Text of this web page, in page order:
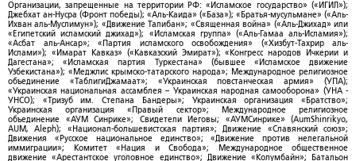
Организации, запрещенные на территории РФ: «Исламское государство» («ИГИЛ»);
Джебхат ан-Нусра (Фронт победы); «Аль-Каида» («База»); «Братья-мусульмане» («Аль-
Ихван аль-Муслимун»); «Движение Талибан»; «Священная война» («Аль-Джихад» или
«Египетский исламский джихад»); «Исламская группа» («Аль-Гамаа аль-Исламия»);
«Асбат аль-Ансар»; «Партия исламского освобождения» («Хизбут-Тахрир аль-
Ислами»); «Имарат Кавказ» («Кавказский Эмират»); «Конгресс народов Ичкерии и
Дагестана»; «Исламская партия Туркестана» (бывшее «Исламское движение
Узбекистана»); «Меджлис крымско-татарского народа»; Международное религиозное
объединение «ТаблигиДжамаат»; «Украинская повстанческая армия» (УПА);
«Украинская национальная ассамблея – Украинская народная самооборона» (УНА -
УНСО); «Тризуб им. Степана Бандеры»; Украинская организация «Братство»;
Украинская организация «Правый сектор»; Международное религиозное
объединение «АУМ Синрике»; Свидетели Иеговы; «АУМСинрике» (AumShinrikyo,
AUM, Aleph); «Национал-большевистская партия»; Движение «Славянский союз»;
Движения «Русское национальное единство»; «Движение против нелегальной
иммиграции»; Комитет «Нация и Свобода»; Международное общественное
движение «Арестантское уголовное единство»; Движение «Колумбайн»; Батальон